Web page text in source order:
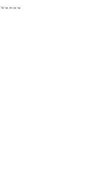
-----